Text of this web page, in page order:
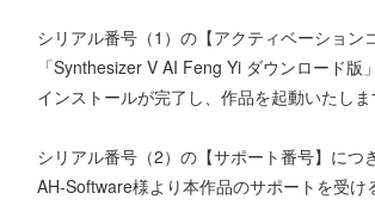
シリアル番号（1）の【アクティベーション
「Synthesizer V AI Feng Yi ダウンロード
インストールが完了し、作品を起動いたし
シリアル番号（2）の【サポート番号】につ
AH-Software様より本作品のサポートを受け